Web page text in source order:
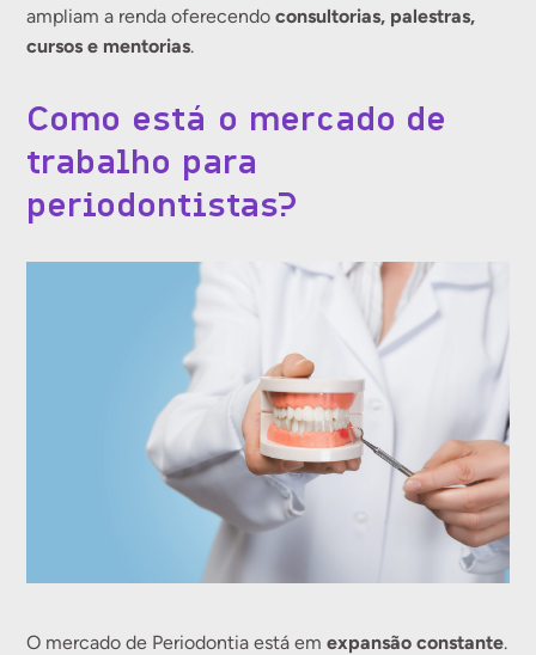
ampliam a renda oferecendoconsultorias, palestras,
cursos e mentorias.
Como está o mercado de
trabalho para
periodontistas?
O mercado de Periodontia está emexpansão constante.